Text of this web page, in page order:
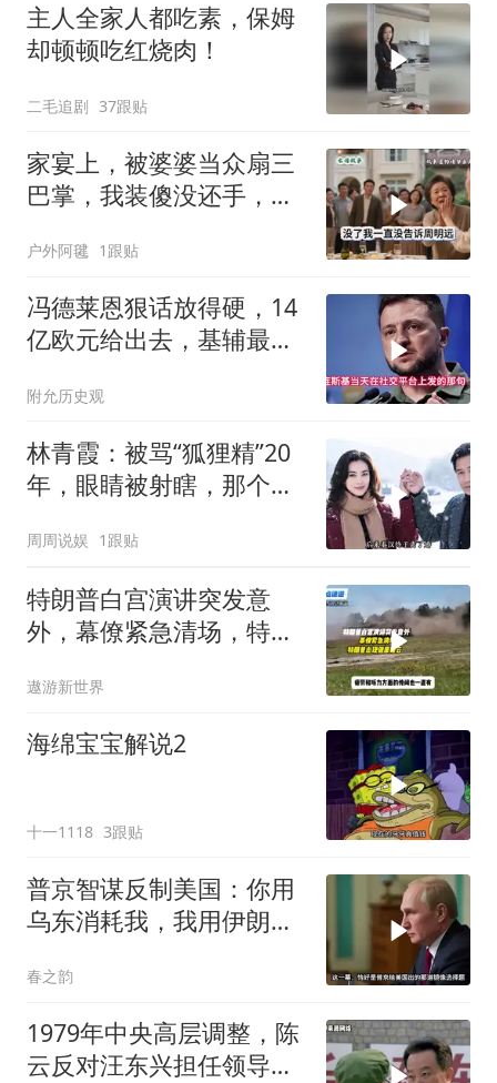
主人全家人都吃素，保姆
却顿顿吃红烧肉！
二毛追剧 37跟贴
家宴上，被婆婆当众扇三
巴掌，我装傻没还手，悄
夫全家10人被新户主请出
家门
户外阿毽 1跟贴
冯德莱恩狠话放得硬，14
亿欧元给出去，基辅最缺
附允历史观
林青霞：被骂“狐狸精”20
年，眼睛被射瞎，那个男
钱？”
周周说娱 1跟贴
特朗普白宫演讲突发意
外，幕僚紧急清场，特朗
遨游新世界
海绵宝宝解说2
十一1118 3跟贴
普京智谋反制美国：你用
乌东消耗我，我用伊朗消
春之韵
1979年中央高层调整，陈
云反对汪东兴担任领导职